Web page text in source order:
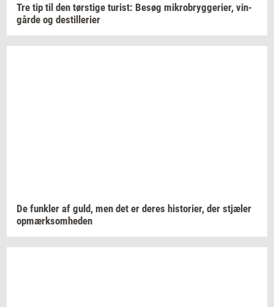
Tre tip til den tørsti­ge turist: Besøg mi­kro­bryg­ge­ri­er, vin­
går­de og destil­le­ri­er
De funk­ler af guld, men det er deres hi­sto­ri­er, der stjæ­ler
op­mærk­som­he­den